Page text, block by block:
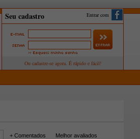
Entrar com
+ Comentados Melhor avaliados